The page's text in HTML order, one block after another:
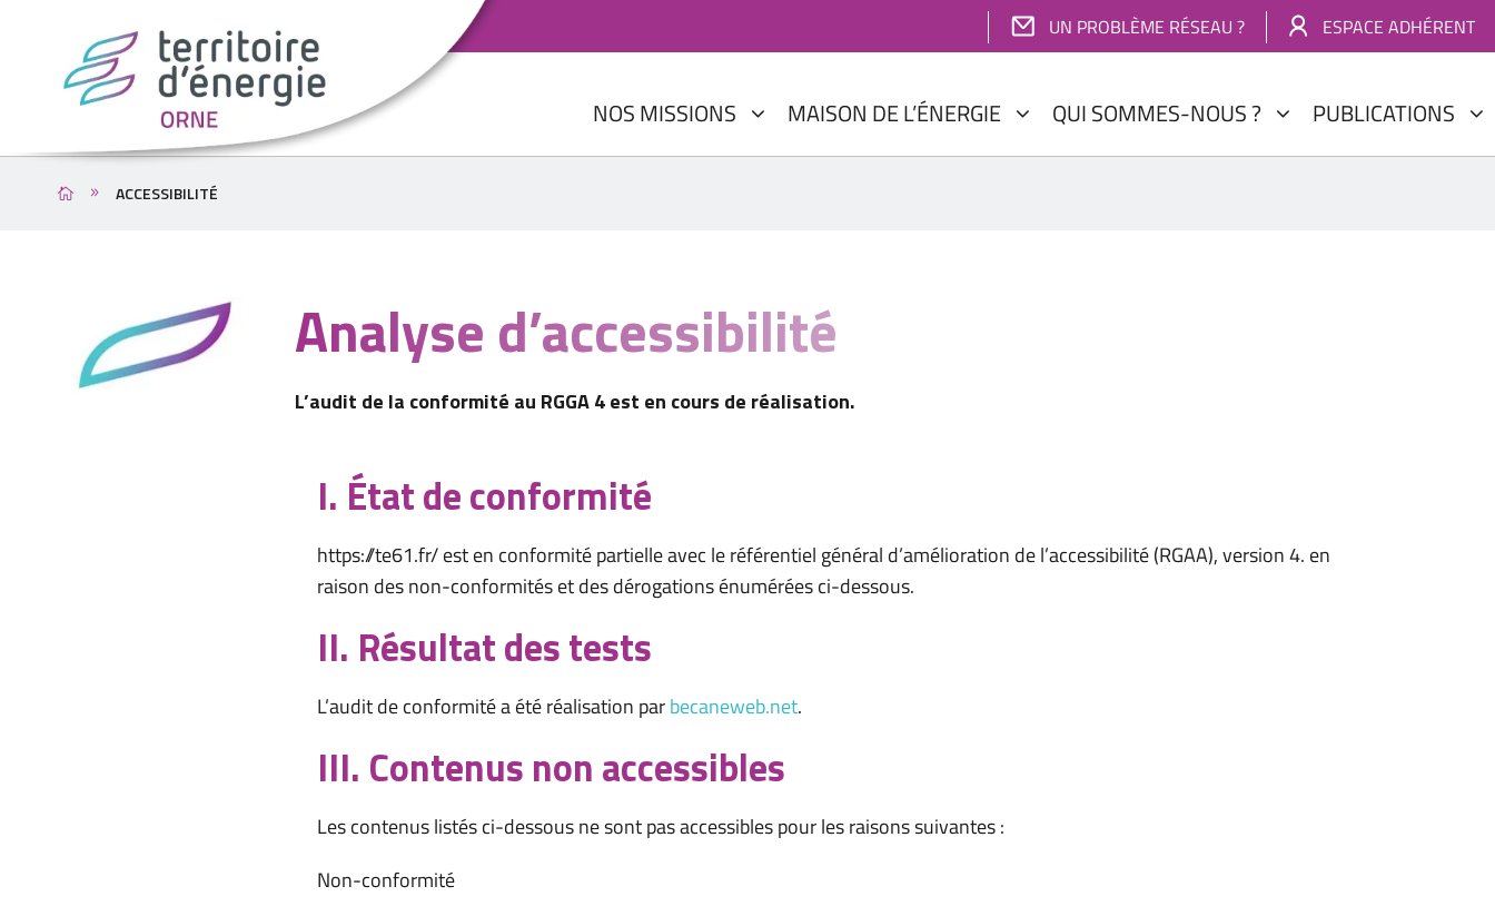
UN PROBLÈME RÉSEAU ? ESPACE ADHÉRENT
NOS MISSIONS MAISON DE L’ÉNERGIE QUI SOMMES-NOUS ? PUBLICATIONS
ACCESSIBILITÉ
Analyse d’accessibilité
L’audit de la conformité au RGGA 4 est en cours de réalisation.
I. État de conformité
https://te61.fr/ est en conformité partielle avec le référentiel général d’amélioration de l’accessibilité (RGAA), version 4. en
raison des non-conformités et des dérogations énumérées ci-dessous.
II. Résultat des tests
L’audit de conformité a été réalisation parbecaneweb.net.
III. Contenus non accessibles
Les contenus listés ci-dessous ne sont pas accessibles pour les raisons suivantes :
Non-conformité